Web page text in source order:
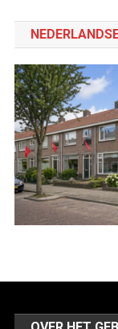
categorie